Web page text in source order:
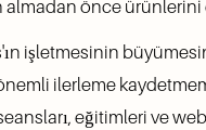
almadan önce
işletmesinin
ilerleme
eğitimleri ve